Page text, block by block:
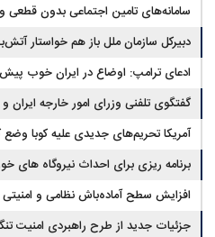
سامانه‌های تامین اجتماعی بدون
دبیرکل سازمان ملل باز هم خواستار
ادعای ترامپ: اوضاع در ایران خوب
گفتگوی تلفنی وزرای امور خارجه ایران و
آمریکا تحریم‌های جدیدی علیه کوبا وضع
برنامه ریزی برای احداث نیروگاه
آب در مازندران
افزایش سطح آماده‌باش نظامی و امنیتی
جزئیات جدید از طرح راهبردی امنیت